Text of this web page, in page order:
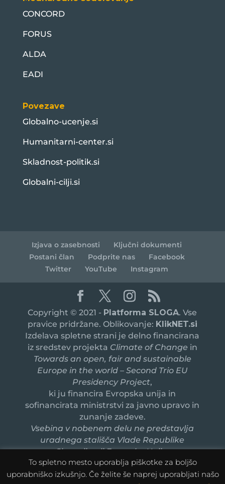
CONCORD
FORUS
ALDA
EADI
Povezave
Globalno-ucenje.si
Humanitarni-center.si
Skladnost-politik.si
Globalni-cilji.si
Izjava o zasebnosti
Ključni dokumenti
Postani član
Podprite nas
Facebook
Twitter
YouTube Instagram
Copyright © 2021 - Platforma SLOGA. Vse
pravice pridržane. Oblikovanje: KlikNET.si
Izdelava spletne strani je delno financirana
iz sredstev projekta Climate of Change in
Towards an open, fair and sustainable
Europe in the world – Second Trio EU
Presidency Project,
ki ju financira Evropska unija in
sofinancirata ministrstvi za javno upravo in
zunanje zadeve.
Vsebina v nobenem delu ne predstavlja
uradnega stališča Vlade Republike
Slovenije ali Evropske Unije.
To spletno mesto uporablja piškotke za boljšo
uporabniško izkušnjo. Če želite še naprej uporabljati našo